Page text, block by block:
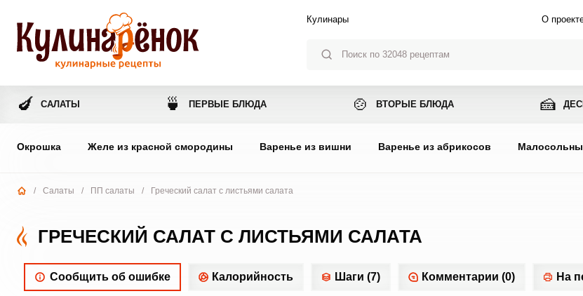
Кулинары О
🍆 САЛАТЫ 🍵 ПЕРВЫЕ БЛЮДА 🍲 ВТОРЫЕ БЛЮДА 🍰
Окрошка Желе из красной смородины Варенье из вишни Варенье из абрикосов
/ Салаты / ПП салаты / Греческий салат с листьями салата
ГРЕЧЕСКИЙ САЛАТ С ЛИСТЬЯМИ САЛАТА
Сообщить об ошибке Калорийность Шаги (7) Комментарии (0) На